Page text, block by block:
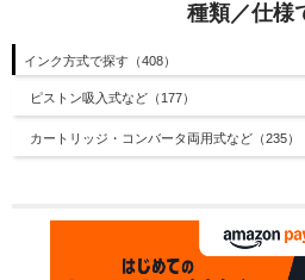
種類／仕様
インク方式で探す（408）
ピストン吸入式など（177）
カートリッジ・コンバータ両用式など（235）